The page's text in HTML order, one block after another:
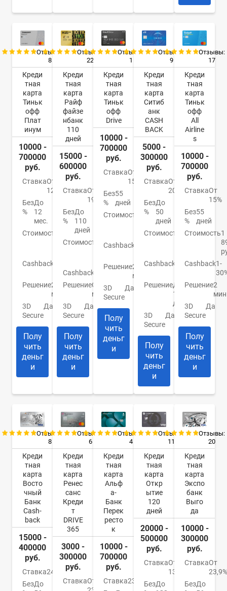
Отзывы:
8
Креди
тная
карта
Тиньк
офф
Плат
инум
10000 -
700000
руб.
СтавкаОт
12%
Без
%
До
12
мес.
Стоимость
руб./
Cashback
30%
Решение2
мин.
3D
Secure
Да
Полу
чить
деньг
и
Отзывы:
22
Креди
тная
карта
Райф
файзе
нбанк
110
дней
15000 -
600000
руб.
СтавкаОт
19%
Без
%
До
110
дней
Стоимость
От
Cashback
РешениеОт 2
мин.
3D
Secure
Да
Полу
чить
деньг
и
Отзывы:
1
Креди
тная
карта
Тиньк
офф
Drive
10000 -
700000
руб.
СтавкаОт
15%
Без
%
55
дней
Стоимость
990
руб./
год
Cashback
Решение2
мин.
3D
Secure
Да
Полу
чить
деньг
и
Отзывы:
9
Креди
тная
карта
Ситиб
анк
CASH
BACK
5000 -
300000
руб.
СтавкаОт
20.9%
Без
%
До
50
дней
Стоимость
До
Cashback
До
РешениеДо
1
дня
3D
Secure
Да
Полу
чить
деньг
и
Отзывы:
17
Креди
тная
карта
Тиньк
офф
All
Airline
s
10000 -
700000
руб.
СтавкаОт
15%
Без
%
55
дней
Стоимость1
Cashback1-
Решение2
3D
Secure
Да
Полу
чить
деньг
и
Отзывы:
8
Креди
тная
карта
Восто
чный
Банк
Cash-
back
15000 -
400000
руб.
Ставка24%
БезДо
Отзывы:
6
Креди
тная
карта
Ренес
санс
Креди
т
DRIVE
365
3000 -
300000
руб.
СтавкаОт
Отзывы:
4
Креди
тная
карта
Альф
а-
Банк
Перек
ресто
к
10000 -
700000
руб.
Ставка23.99%
Отзывы:
11
Креди
тная
карта
Откр
ытие
120
дней
20000 -
500000
руб.
СтавкаОт
13,9%
БезДо
Отзывы:
20
Креди
тная
карта
Экспо
банк
Выго
да
10000 -
300000
руб.
СтавкаОт
23,9%
БезДо